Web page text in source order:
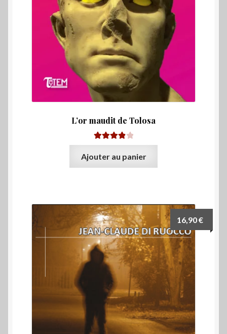
L’or maudit de Tolosa
Note4.00
sur 5
Ajouter au panier
16,90€